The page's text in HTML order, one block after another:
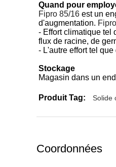
Quand pour
Fipro 85/16 est un
d'augmentation.
- Effort climatique tel
flux de racine, de
- L'autre effort tel
Stockage
Magasin dans un
Produit Tag: Solide
Coordonnées